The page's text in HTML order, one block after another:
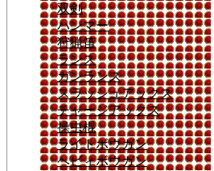
双剣
ハンマー
狩猟笛
ランス
ガンランス
スラッシュアックス
チャージアックス
操虫棍
ライトボウガン
ヘビィボウガン